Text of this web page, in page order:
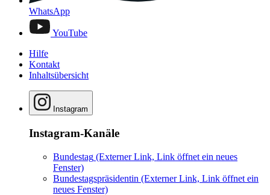
WhatsApp
YouTube
Hilfe
Kontakt
Inhaltsübersicht
Instagram
Instagram-Kanäle
Bundestag (Externer Link, Link öffnet ein neues
Fenster)
Bundestagspräsidentin (Externer Link, Link öffnet ein
neues Fenster)